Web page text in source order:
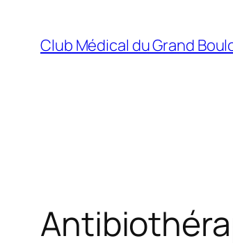
contenu
Club Médical du Grand